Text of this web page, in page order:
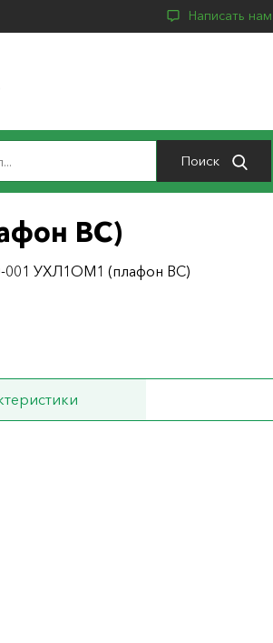
Написать нам
Поиск
ВС)
001 УХЛ1ОМ1 (плафон ВС)